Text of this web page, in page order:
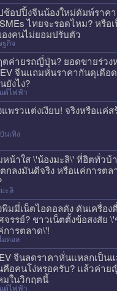
ช้อปปิ้งจีนน้องใหม่ดัมพ์ราค
ไทยจะรอดไหม? หรือ
องคนไม่ยอมปรับตัว
ฐกิจ
ตค่ายรถญี่ปุ่น? ยอดขายร่ว
จีนแถมหั่นราคากันดุเดือ
ยังไง?
ต์ไฟฟ้า
พรวแต่งเงียบ! จริงหรือแค่ส
นเทิง
หน้าใส \'น้องมะลิ\' ที่ฮิตทั่วบ้
ตกลงมันดีจริง หรือแค่การต
ะลิ
พิมมี่เน็ตไอดอลดัง ดันเครื่อ
จรรย์? ชาวเน็ตตั้งข้อสงสัย \'
การตลาด\'!
อดอล
จีนลดราคาหั่นแหลกเป็น
คือคนโง่หรอครับ? แล้วค่าย
มในวิกฤตนี้
ต์ไฟฟ้า